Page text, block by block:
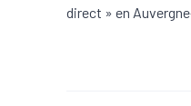
direct » en